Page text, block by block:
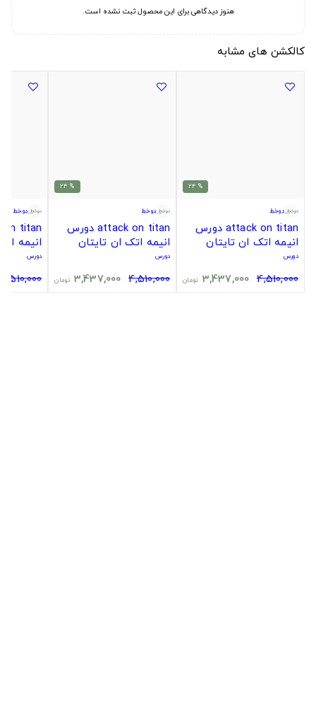
هنوز دیدگاهی برای این محصول ثبت نشده است.
کالکشن های مشابه
% 24
دوخط
attack on titan دورس
انیمه اتک ان تایتان
دورس
4,510,000
3,437,000 تومان
% 24
دوخط
attack on titan دورس
انیمه اتک ان تایتان
دورس
4,510,000
3,437,000 تومان
دوخط
انیمه
دورس
4,510,000